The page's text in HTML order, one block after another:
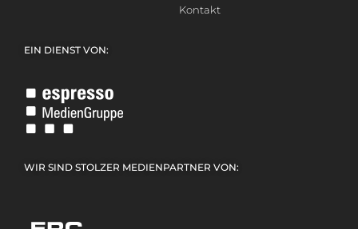
Kontakt
EIN DIENST VON:
WIR SIND STOLZER MEDIENPARTNER VON: